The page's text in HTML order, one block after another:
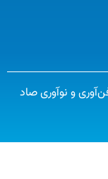
و نوآوری صاد